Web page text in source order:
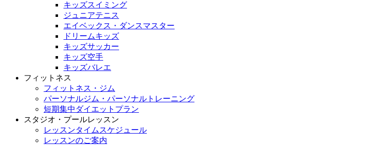
キッズスイミング
ジュニアテニス
エイベックス・ダンスマスター
ドリームキッズ
キッズサッカー
キッズ空手
キッズバレエ
フィットネス
フィットネス・ジム
パーソナルジム・パーソナルトレーニング
短期集中ダイエットプラン
スタジオ・プールレッスン
レッスンタイムスケジュール
レッスンのご案内